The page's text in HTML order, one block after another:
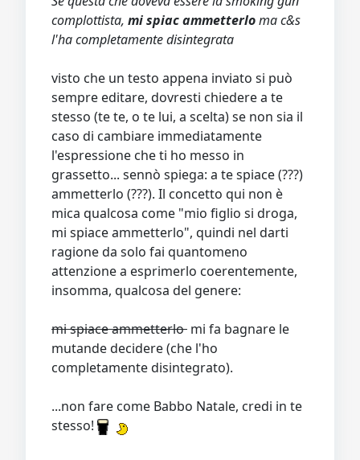
complottista, mi spiac ammetterloma c&s
l'ha completamente disintegrata
visto che un testo appena inviato si può
sempre editare, dovresti chiedere a te
stesso (te te, o te lui, a scelta) se non sia il
caso di cambiare immediatamente
l'espressione che ti ho messo in
grassetto... sennò spiega: a te spiace (???)
ammetterlo (???). Il concetto qui non è
mica qualcosa come "mio figlio si droga,
mi spiace ammetterlo", quindi nel darti
ragione da solo fai quantomeno
attenzione a esprimerlo coerentemente,
insomma, qualcosa del genere:
mi spiace ammetterlo mi fa bagnare le
mutande decidere (che l'ho
completamente disintegrato).
...non fare come Babbo Natale, credi in te
stesso!